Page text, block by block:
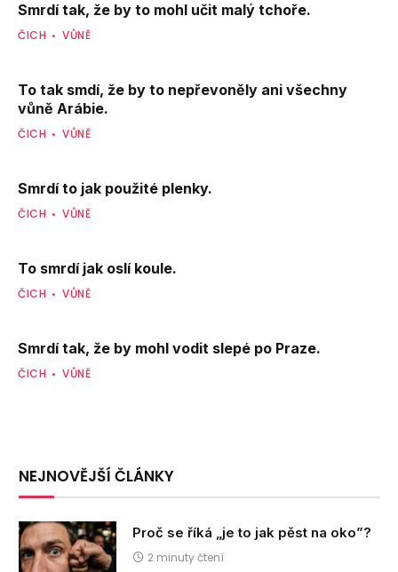
Smrdí tak, že by to mohl učit malý tchoře.
ČICH VŮNĚ
To tak smdí, že by to nepřevoněly ani všechny
vůně Arábie.
ČICH VŮNĚ
Smrdí to jak použité plenky.
ČICH VŮNĚ
To smrdí jak oslí koule.
ČICH VŮNĚ
Smrdí tak, že by mohl vodit slepé po Praze.
ČICH VŮNĚ
NEJNOVĚJŠÍ ČLÁNKY
Proč se říká „je to jak pěst na oko”?
2 minuty čtení